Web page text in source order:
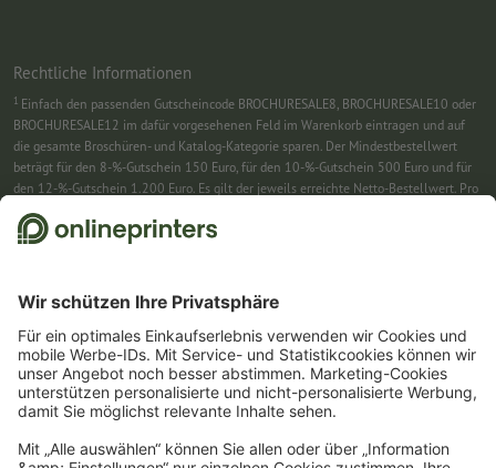
Rechtliche Informationen
1 Einfach den passenden Gutscheincode BROCHURESALE8, BROCHURESALE10 oder
BROCHURESALE12 im dafür vorgesehenen Feld im Warenkorb eintragen und auf
die gesamte Broschüren- und Katalog-Kategorie sparen. Der Mindestbestellwert
beträgt für den 8-%-Gutschein 150 Euro, für den 10-%-Gutschein 500 Euro und für
den 12-%-Gutschein 1.200 Euro. Es gilt der jeweils erreichte Netto-Bestellwert. Pro
Bestellung ist nur ein Gutscheincode einlösbar. Mehrfach einlösbar. Keine
Barauszahlung. Nicht mit weiteren Aktionen kombinierbar. Die Aktion gilt bis
einen Klick bestätigen. Erst dann senden wir Ihnen den Rabattcode und künftig
unseren Newsletter zu. Natürlich können Sie sich jederzeit swieder abmelden.
Maximale Höhe des Rabatts: 150 € des Bestellwerts (netto). Einmalig einlösbar.
Kein Mindestbestellwert. Keine Barauszahlung. Nicht mit weiteren Aktionen oder
Gutscheincodes kombinierbar.Der Gutschein ist nach Erhalt sechs Wochen gültig.
Warenkorb eintragen und auf ausgewählte Produkte sparen. Kein